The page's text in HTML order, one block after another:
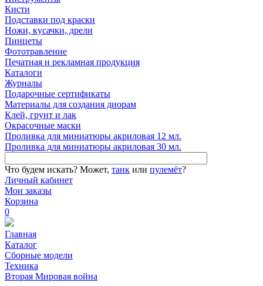
Кисти
Подставки под краски
Ножи, кусачки, дрели
Пинцеты
Фототравление
Печатная и рекламная продукция
Каталоги
Журналы
Подарочные сертификаты
Материалы для создания диорам
Клей, грунт и лак
Окрасочные маски
Проливка для миниатюры акриловая 12 мл.
Проливка для миниатюры акриловая 30 мл.
Что будем искать? Может, танк или пулемёт?
Личный кабинет
Мои заказы
Корзина
0
Главная
Каталог
Сборные модели
Техника
Вторая Мировая война